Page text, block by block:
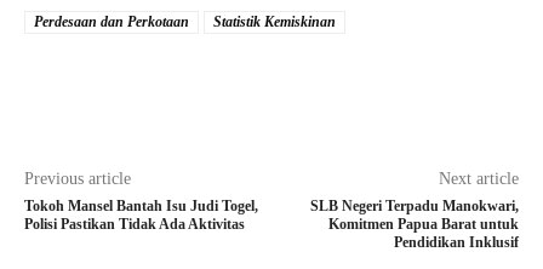
Perdesaan dan Perkotaan Statistik Kemiskinan
Previous article
Tokoh Mansel Bantah Isu Judi Togel,
Polisi Pastikan Tidak Ada Aktivitas
Next article
SLB Negeri Terpadu Manokwari,
Komitmen Papua Barat untuk
Pendidikan Inklusif